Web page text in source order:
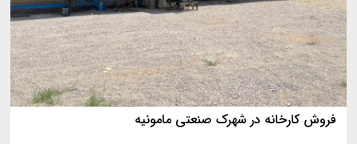
فروش کارخانه در شهرک صنعتی مامونیه